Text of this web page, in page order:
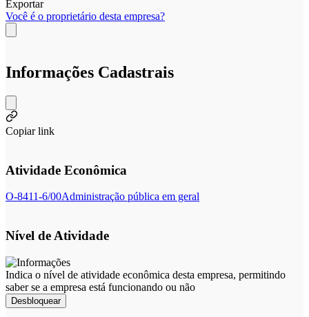
Exportar
Você é o proprietário desta empresa?
Informações Cadastrais
Copiar link
Atividade Econômica
O-8411-6/00Administração pública em geral
Nível de Atividade
Indica o nível de atividade econômica desta empresa, permitindo
saber se a empresa está funcionando ou não
Desbloquear